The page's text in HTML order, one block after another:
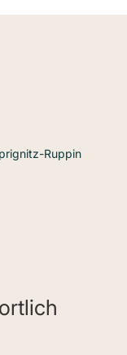
Ruppin